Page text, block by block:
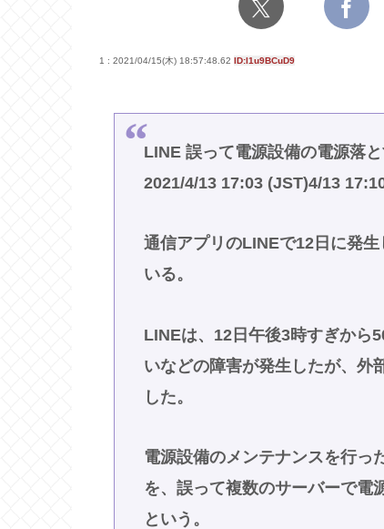
1 : 2021/04/15(木) 18:57:48.62 ID:l1u9BCuD9
LINE 誤って電源設備の電源落
2021/4/13 17:03 (JST)4/13
通信アプリのLINEで12日に発
いる。
LINEは、12日午後3時すぎから
いなどの障害が発生したが、外
した。
電源設備のメンテナンスを行っ
を、誤って複数のサーバーで電
という。